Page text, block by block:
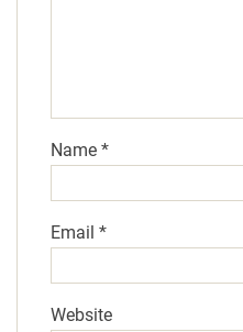
Name *
Email *
Website